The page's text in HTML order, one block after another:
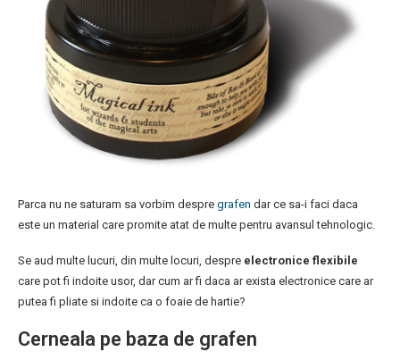
Parca nu ne saturam sa vorbim despre grafen dar ce sa-i faci daca
este un material care promite atat de multe pentru avansul tehnologic.
Se aud multe lucuri, din multe locuri, despre electronice flexibile
care pot fi indoite usor, dar cum ar fi daca ar exista electronice care ar
putea fi pliate si indoite ca o foaie de hartie?
Cerneala pe baza de grafen